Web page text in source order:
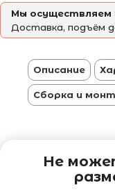
Мы осуществляем
Доставка, подъём
Описание
Сборка и
Не